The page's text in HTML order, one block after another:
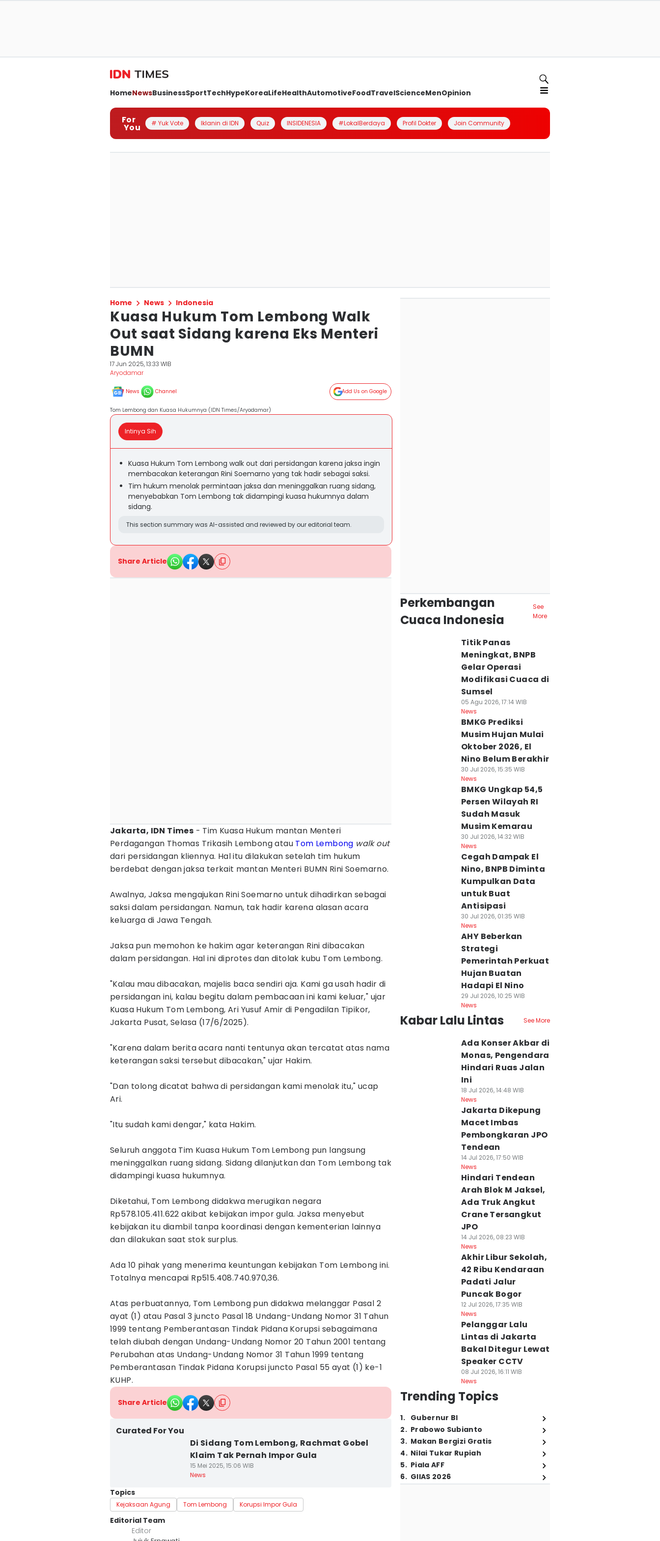
HomeNewsBusinessSportTechHypeKoreaLifeHealthAutomotiveFoodTravelScienceMenOpinion
For
You # Yuk Vote Iklanin di IDN Quiz INSIDENESIA #LokalBerdaya Profil Dokter Join Community
Home News Indonesia
Kuasa Hukum Tom Lembong Walk
Out saat Sidang karena Eks Menteri
BUMN
17 Jun 2025, 13:33 WIB
Aryodamar
News Channel Add Us on Google
Tom Lembong dan Kuasa Hukumnya (IDN Times/Aryodamar)
Intinya Sih
Kuasa Hukum Tom Lembong walk out dari persidangan karena jaksa ingin
membacakan keterangan Rini Soemarno yang tak hadir sebagai saksi.
Tim hukum menolak permintaan jaksa dan meninggalkan ruang sidang,
menyebabkan Tom Lembong tak didampingi kuasa hukumnya dalam
sidang.
This section summary was AI-assisted and reviewed by our editorial team.
Share Article
Jakarta, IDN Times - Tim Kuasa Hukum mantan Menteri
Perdagangan Thomas Trikasih Lembong atau Tom Lembong walk out
dari persidangan kliennya. Hal itu dilakukan setelah tim hukum
berdebat dengan jaksa terkait mantan Menteri BUMN Rini Soemarno.
Awalnya, Jaksa mengajukan Rini Soemarno untuk dihadirkan sebagai
saksi dalam persidangan. Namun, tak hadir karena alasan acara
keluarga di Jawa Tengah.
Jaksa pun memohon ke hakim agar keterangan Rini dibacakan
dalam persidangan. Hal ini diprotes dan ditolak kubu Tom Lembong.
"Kalau mau dibacakan, majelis baca sendiri aja. Kami ga usah hadir di
persidangan ini, kalau begitu dalam pembacaan ini kami keluar," ujar
Kuasa Hukum Tom Lembong, Ari Yusuf Amir di Pengadilan Tipikor,
Jakarta Pusat, Selasa (17/6/2025).
"Karena dalam berita acara nanti tentunya akan tercatat atas nama
keterangan saksi tersebut dibacakan," ujar Hakim.
"Dan tolong dicatat bahwa di persidangan kami menolak itu," ucap
Ari.
"Itu sudah kami dengar," kata Hakim.
Seluruh anggota Tim Kuasa Hukum Tom Lembong pun langsung
meninggalkan ruang sidang. Sidang dilanjutkan dan Tom Lembong tak
didampingi kuasa hukumnya.
Diketahui, Tom Lembong didakwa merugikan negara
Rp578.105.411.622 akibat kebijakan impor gula. Jaksa menyebut
kebijakan itu diambil tanpa koordinasi dengan kementerian lainnya
dan dilakukan saat stok surplus.
Ada 10 pihak yang menerima keuntungan kebijakan Tom Lembong ini.
Totalnya mencapai Rp515.408.740.970,36.
Atas perbuatannya, Tom Lembong pun didakwa melanggar Pasal 2
ayat (1) atau Pasal 3 juncto Pasal 18 Undang-Undang Nomor 31 Tahun
1999 tentang Pemberantasan Tindak Pidana Korupsi sebagaimana
telah diubah dengan Undang-Undang Nomor 20 Tahun 2001 tentang
Perubahan atas Undang-Undang Nomor 31 Tahun 1999 tentang
Pemberantasan Tindak Pidana Korupsi juncto Pasal 55 ayat (1) ke-1
KUHP.
Share Article
Curated For You
Di Sidang Tom Lembong, Rachmat Gobel
Klaim Tak Pernah Impor Gula
15 Mei 2025, 15:06 WIB
News
Topics
Kejaksaan Agung Tom Lembong Korupsi Impor Gula
Editorial Team
Editor
Perkembangan
Cuaca Indonesia
See
More
Titik Panas
Meningkat, BNPB
Gelar Operasi
Modifikasi Cuaca di
Sumsel
05 Agu 2026, 17:14 WIB
News
BMKG Prediksi
Musim Hujan Mulai
Oktober 2026, El
Nino Belum Berakhir
30 Jul 2026, 15:35 WIB
News
BMKG Ungkap 54,5
Persen Wilayah RI
Sudah Masuk
Musim Kemarau
30 Jul 2026, 14:32 WIB
News
Cegah Dampak El
Nino, BNPB Diminta
Kumpulkan Data
untuk Buat
Antisipasi
30 Jul 2026, 01:35 WIB
News
AHY Beberkan
Strategi
Pemerintah Perkuat
Hujan Buatan
Hadapi El Nino
29 Jul 2026, 10:25 WIB
News
Kabar Lalu Lintas See More
Ada Konser Akbar di
Monas, Pengendara
Hindari Ruas Jalan
Ini
18 Jul 2026, 14:48 WIB
News
Jakarta Dikepung
Macet Imbas
Pembongkaran JPO
Tendean
14 Jul 2026, 17:50 WIB
News
Hindari Tendean
Arah Blok M Jaksel,
Ada Truk Angkut
Crane Tersangkut
JPO
14 Jul 2026, 08:23 WIB
News
Akhir Libur Sekolah,
42 Ribu Kendaraan
Padati Jalur
Puncak Bogor
12 Jul 2026, 17:35 WIB
News
Pelanggar Lalu
Lintas di Jakarta
Bakal Ditegur Lewat
Speaker CCTV
08 Jul 2026, 16:11 WIB
News
Trending Topics
1. Gubernur BI
2. Prabowo Subianto
3. Makan Bergizi Gratis
4. Nilai Tukar Rupiah
5. Piala AFF
6. GIIAS 2026